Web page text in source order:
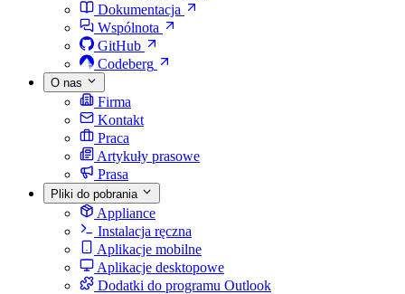
Dokumentacja
Wspólnota
GitHub
Codeberg
O nas
Firma
Kontakt
Praca
Artykuły prasowe
Prasa
Pliki do pobrania
Appliance
Instalacja ręczna
Aplikacje mobilne
Aplikacje desktopowe
Dodatki do programu Outlook